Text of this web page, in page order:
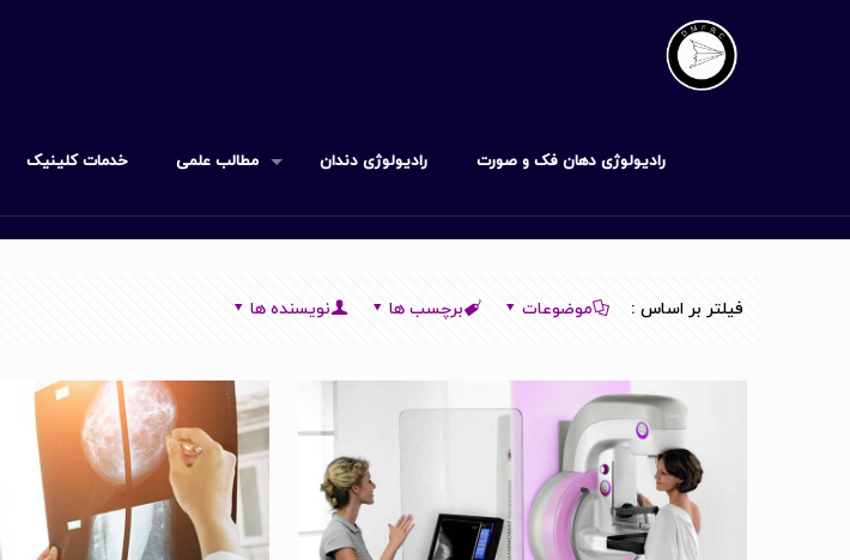
رادیولوژی دهان فک و صورت رادیولوژی دندان مطالب علمی خدمات کلینیک
فیلتر بر اساس : موضوعات برچسب ها نویسنده ها